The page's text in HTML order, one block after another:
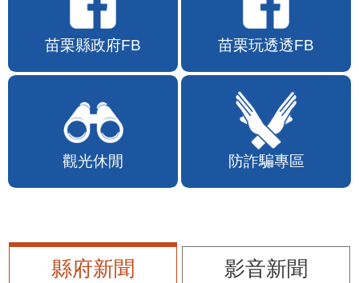
苗栗縣政府FB 苗栗玩透透FB
觀光休閒 防詐騙專區
縣府新聞
影音新聞